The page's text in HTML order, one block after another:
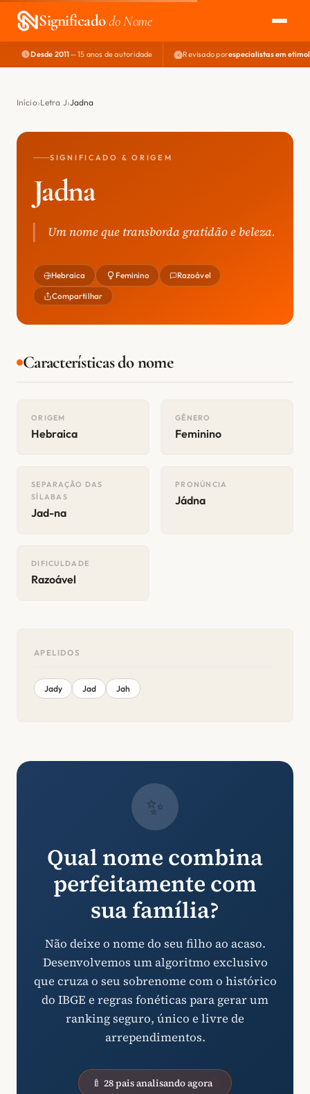
Significadodo Nome
EXPLORAR
NOME PERFEITO
Desde 2011— 15 anos de autoridade Revisado porespecialistas em
Início Letra J Jadna
SIGNIFICADO & ORIGEM
Jadna
Um nome que transborda gratidão e beleza.
Hebraica Feminino Razoável
Compartilhar
Características do nome
ORIGEM
Hebraica
GÊNERO
Feminino
SEPARAÇÃO DAS
SÍLABAS
Jad-na
PRONÚNCIA
Jádna
DIFICULDADE
Razoável
APELIDOS
Jady Jad Jah
✨
Qual nome combina
perfeitamente com
sua família?
Não deixe o nome do seu filho ao acaso.
Desenvolvemos um algoritmo exclusivo
que cruza o seu sobrenome com o histórico
do IBGE e regras fonéticas para gerar um
ranking seguro, único e livre de
arrependimentos.
🍼 28 pais analisando agora